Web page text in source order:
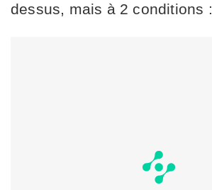
dessus, mais à 2 conditions :